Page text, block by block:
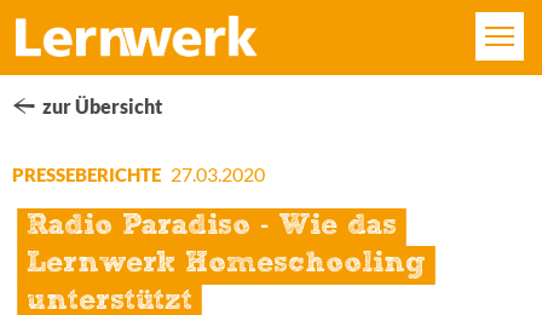
KURSE
FÄCHER
STANDORTE
ÜBER UNS
zur Übersicht
PRESSEBERICHTE 27.03.2020
Radio Paradiso - Wie das
Lernwerk Homeschooling
unterstützt